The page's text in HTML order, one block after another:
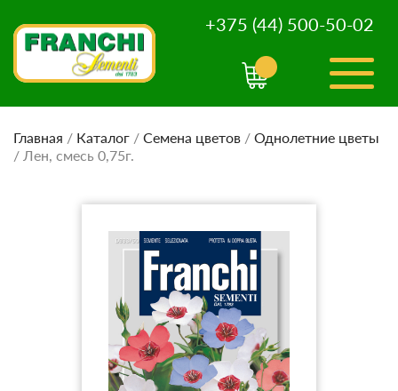
+375 (44) 500-50-02
Главная / Каталог / Семена цветов / Однолетние цветы
/ Лен, смесь 0,75г.